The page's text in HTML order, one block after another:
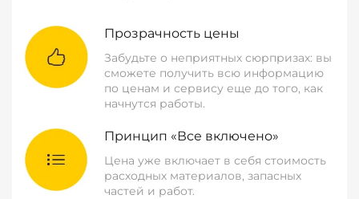
Прозрачность цены
Забудьте о неприятных сюрпризах: вы
сможете получить всю информацию
по ценам и сервису еще до того, как
начнутся работы.
Принцип «Все включено»
Цена уже включает в себя стоимость
расходных материалов, запасных
частей и работ.